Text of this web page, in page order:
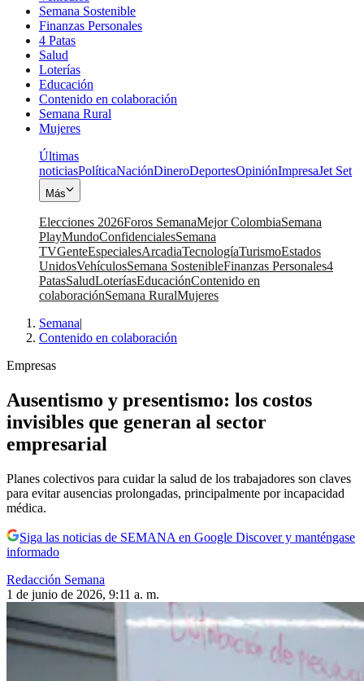
Semana Sostenible
Finanzas Personales
4 Patas
Salud
Loterías
Educación
Contenido en colaboración
Semana Rural
Mujeres
Últimas
noticiasPolíticaNaciónDineroDeportesOpiniónImpresaJet Set
Más
Elecciones 2026Foros SemanaMejor ColombiaSemana
PlayMundoConfidencialesSemana
TVGenteEspecialesArcadiaTecnologíaTurismoEstados
UnidosVehículosSemana SostenibleFinanzas Personales4
PatasSaludLoteríasEducaciónContenido en
colaboraciónSemana RuralMujeres
Semana|
Contenido en colaboración
Empresas
Ausentismo y presentismo: los costos
invisibles que generan al sector
empresarial
Planes colectivos para cuidar la salud de los trabajadores son claves
para evitar ausencias prolongadas, principalmente por incapacidad
médica.
Siga las noticias de SEMANA en Google Discover y manténgase
informado
Redacción Semana
1 de junio de 2026, 9:11 a. m.